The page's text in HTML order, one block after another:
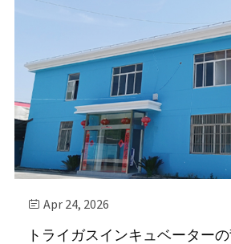
 Apr 24, 2026
トライガスインキュベーター